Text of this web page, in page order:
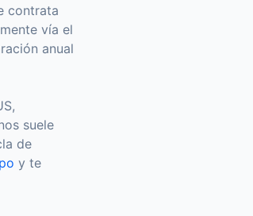
contrata
vía el
anual
suele
de
y te